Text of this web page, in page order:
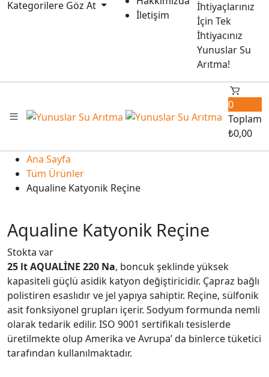
Kategorilere Göz At
İletişim
İhtiyaçlarınız
İçin Tek
İhtiyacınız
Yunuslar Su
Arıtma!
0
Toplam
₺0,00
Ana Sayfa
Tüm Ürünler
Aqualine Katyonik Reçine
Aqualine Katyonik Reçine
Stokta var
25 lt AQUALİNE 220 Na, boncuk şeklinde yüksek
kapasiteli güçlü asidik katyon değiştiricidir. Çapraz bağlı
polistiren esaslıdır ve jel yapıya sahiptir. Reçine, sülfonik
asit fonksiyonel grupları içerir. Sodyum formunda nemli
olarak tedarik edilir. ISO 9001 sertifikalı tesislerde
üretilmekte olup Amerika ve Avrupa’ da binlerce tüketici
tarafından kullanılmaktadır.